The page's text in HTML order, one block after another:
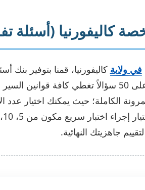
كاليفورنيا (أسئلة
في ولاية كاليفورنيا، قمنا بتوفير بنك
الكاملة؛ حيث يمكنك اختيار عدد